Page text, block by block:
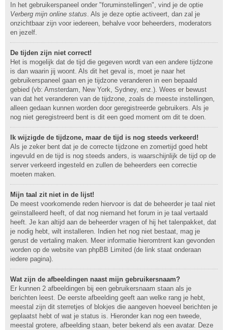
In het gebruikerspaneel onder "foruminstellingen", vind je de optie
Verberg mijn online status. Als je deze optie activeert, dan zal je
onzichtbaar zijn voor iedereen, behalve voor beheerders, moderators
en jezelf.
De tijden zijn niet correct!
Het is mogelijk dat de tijd die gegeven wordt van een andere tijdzone
is dan waarin jij woont. Als dit het geval is, moet je naar het
gebruikerspaneel gaan en je tijdzone veranderen in een bepaald
gebied (vb: Amsterdam, New York, Sydney, enz.). Wees er bewust
van dat het veranderen van de tijdzone, zoals de meeste instellingen,
alleen gedaan kunnen worden door geregistreerde gebruikers. Als je
nog niet geregistreerd bent is dit een goed moment om dit te doen.
Ik wijzigde de tijdzone, maar de tijd is nog steeds verkeerd!
Als je zeker bent dat je de correcte tijdzone en zomertijd goed hebt
ingevuld en de tijd is nog steeds anders, is waarschijnlijk de tijd op de
server verkeerd ingesteld en zullen de beheerders een correctie
moeten maken.
Mijn taal zit niet in de lijst!
De meest voorkomende reden hiervoor is dat de beheerder je taal niet
geïnstalleerd heeft, of dat nog niemand het forum in je taal vertaald
heeft. Je kan altijd aan de beheerder vragen of hij het talenpakket, dat
je nodig hebt, wilt installeren. Indien het nog niet bestaat, mag je
gerust de vertaling maken. Meer informatie hieromtrent kan gevonden
worden op de website van phpBB Limited (de link staat onderaan
iedere pagina).
Wat zijn de afbeeldingen naast mijn gebruikersnaam?
Er kunnen 2 afbeeldingen bij een gebruikersnaam staan als je
berichten leest. De eerste afbeelding geeft aan welke rang je hebt,
meestal zijn dit sterretjes of blokjes die aangeven hoeveel berichten je
geplaatst hebt of wat je status is. Hieronder kan nog een tweede,
meestal grotere, afbeelding staan, beter bekend als een avatar. Deze